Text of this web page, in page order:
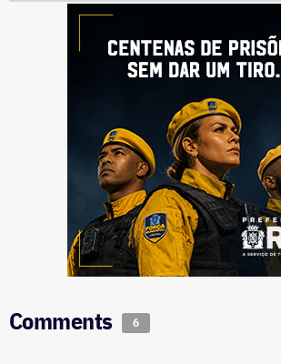
Comments 6